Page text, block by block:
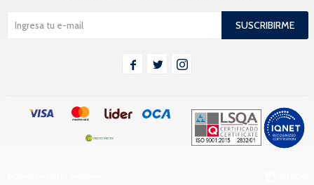
SUSCRIBIRME
  